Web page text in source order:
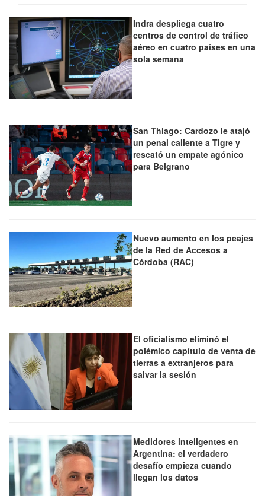
Indra despliega cuatro
centros de control de tráfico
aéreo en cuatro países en una
sola semana
San Thiago: Cardozo le atajó
un penal caliente a Tigre y
rescató un empate agónico
para Belgrano
Nuevo aumento en los peajes
de la Red de Accesos a
Córdoba (RAC)
El oficialismo eliminó el
polémico capítulo de venta de
tierras a extranjeros para
salvar la sesión
Medidores inteligentes en
Argentina: el verdadero
desafío empieza cuando
llegan los datos